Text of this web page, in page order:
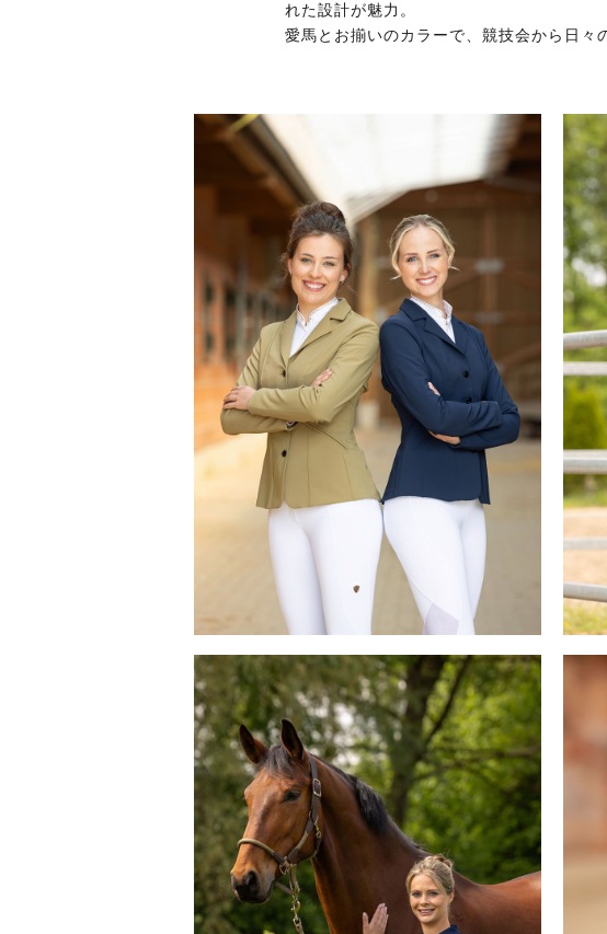
れた設計が魅力。
愛馬とお揃いのカラーで、競技会から日々